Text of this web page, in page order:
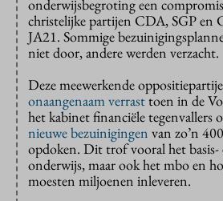
onderwijsbegroting een
christelijke partijen CDA, SGP en
JA21. Sommige
niet door, andere werden verzacht.
Deze meewerkende
onaangenaam verrasttoen in de
het kabinet financiële tegenvallers
nieuwe bezuinigingen van zo’n
opdoken. Dit trof vooral het basis-
onderwijs, maar ook het mbo en
moesten miljoenen inleveren.